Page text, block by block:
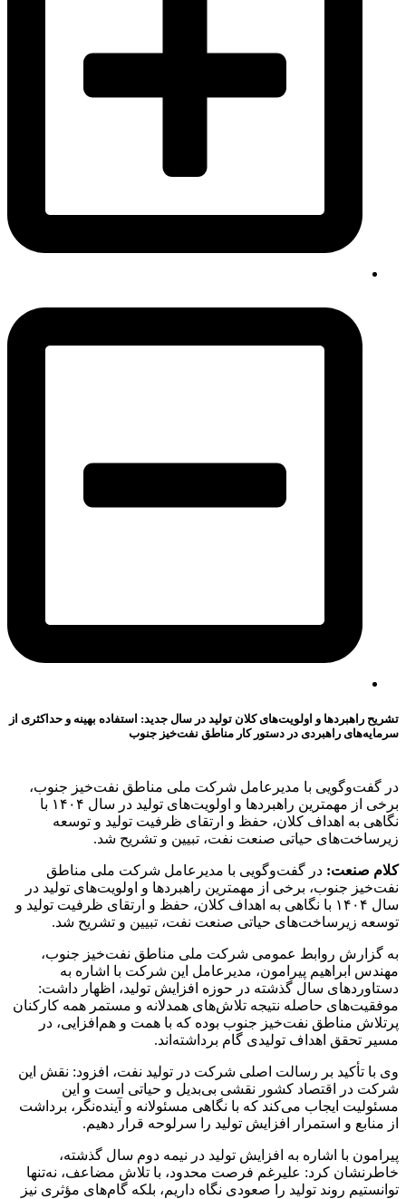
تشریح راهبردها و اولویت‌های کلان تولید در سال جدید: استفاده بهینه و حداکثری از
سرمایه‌های راهبردی در دستور کار مناطق نفت‌خیز جنوب
در گفت‌وگویی با مدیرعامل شرکت ملی مناطق نفت‌خیز جنوب،
برخی از مهمترین راهبردها و اولویت‌های تولید در سال ۱۴۰۴ با
نگاهی به اهداف کلان، حفظ و ارتقای ظرفیت تولید و توسعه
زیرساخت‌های حیاتی صنعت نفت، تبیین و تشریح شد.
کلام صنعت: در گفت‌وگویی با مدیرعامل شرکت ملی مناطق
نفت‌خیز جنوب، برخی از مهمترین راهبردها و اولویت‌های تولید در
سال ۱۴۰۴ با نگاهی به اهداف کلان، حفظ و ارتقای ظرفیت تولید و
توسعه زیرساخت‌های حیاتی صنعت نفت، تبیین و تشریح شد.
به گزارش روابط عمومی شرکت ملی مناطق نفت‌خیز جنوب،
مهندس ابراهیم پیرامون، مدیرعامل این شرکت با اشاره به
دستاوردهای سال گذشته در حوزه افزایش تولید، اظهار داشت:
موفقیت‌های حاصله نتیجه تلاش‌های همدلانه و مستمر همه کارکنان
پرتلاش مناطق نفت‌خیز جنوب بوده که با همت و هم‌افزایی، در
مسیر تحقق اهداف تولیدی گام برداشته‌اند.
وی با تأکید بر رسالت اصلی شرکت در تولید نفت، افزود: نقش این
شرکت در اقتصاد کشور نقشی بی‌بدیل و حیاتی است و این
مسئولیت ایجاب می‌کند که با نگاهی مسئولانه و آینده‌نگر، برداشت
از منابع و استمرار افزایش تولید را سرلوحه قرار دهیم.
پیرامون با اشاره به افزایش تولید در نیمه دوم سال گذشته،
خاطرنشان کرد: علیرغم فرصت محدود، با تلاش مضاعف، نه‌تنها
توانستیم روند تولید را صعودی نگاه داریم، بلکه گام‌های مؤثری نیز